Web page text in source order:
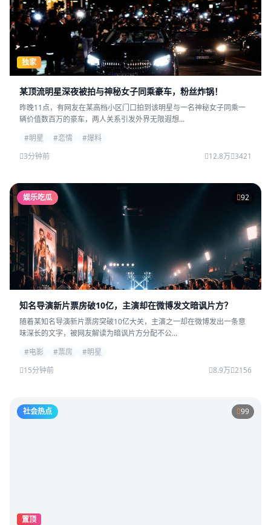
独家
某顶流明星深夜被拍与神秘女子同乘豪车，粉丝炸锅！
昨晚11点，有网友在某高档小区门口拍到该明星与一名神秘女子同乘一
辆价值数百万的豪车，两人关系引发外界无限遐想...
#明星
#恋情
#爆料
3分钟前
12.8万 3421
娱乐吃瓜 92
知名导演新片票房破10亿，主演却在微博发文暗讽片方？
随着某知名导演新片票房突破10亿大关，主演之一却在微博发出一条意
味深长的文字，被网友解读为暗讽片方分配不公...
#电影
#票房
#明星
15分钟前
8.9万 2156
社会热点 99
置顶